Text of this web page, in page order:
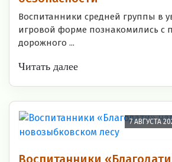
Воспитанники средней группы в
игровой форме познакомились с
дорожного ...
Читать далее
7 АВГУСТА
Воспитанники